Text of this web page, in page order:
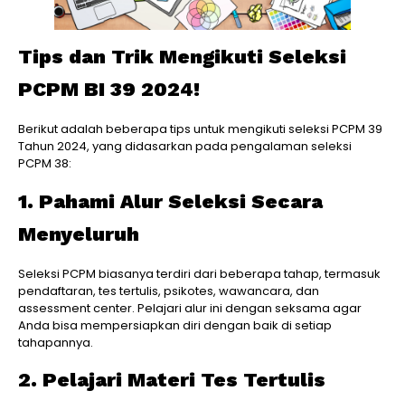
Tips dan Trik Mengikuti Seleksi
PCPM BI 39 2024!
Berikut adalah beberapa tips untuk mengikuti seleksi PCPM 39
Tahun 2024, yang didasarkan pada pengalaman seleksi
PCPM 38:
1. Pahami Alur Seleksi Secara
Menyeluruh
Seleksi PCPM biasanya terdiri dari beberapa tahap, termasuk
pendaftaran, tes tertulis, psikotes, wawancara, dan
assessment center. Pelajari alur ini dengan seksama agar
Anda bisa mempersiapkan diri dengan baik di setiap
tahapannya.
2. Pelajari Materi Tes Tertulis